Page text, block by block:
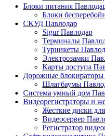
Блоки питания
Блоки
СКУД Павлодар
Sigur Павлодар
Терминалы
Турникеты
Электрозамки
Карты доступа
Дорожные блокираторы
Шлагбаумы
Система умный дом
Видеорегистраторы и
Жесткие диски
Видеосервер
Регистратор